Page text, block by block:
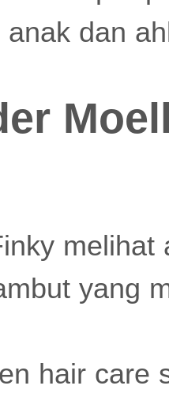
dan
melihat
yang
hair care